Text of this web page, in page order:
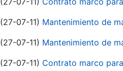
(27-07-11) Mantenimiento de
(27-07-11) Mantenimiento de
(27-07-11) Contrato marco